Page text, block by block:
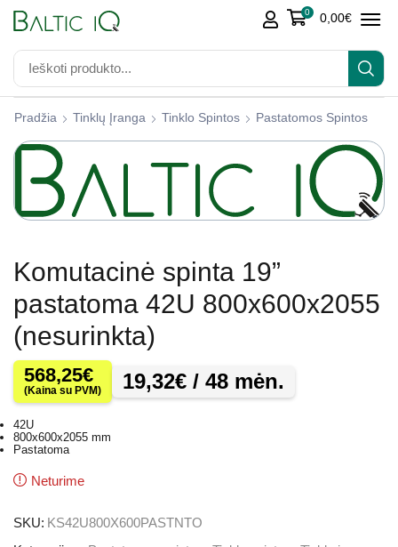
0 0,00€
Pradžia Tinklų Įranga Tinklo Spintos Pastatomos Spintos
Komutacinė spinta 19”
pastatoma 42U 800x600x2055
(nesurinkta)
568,25€
(Kaina su PVM) 19,32€ / 48 mėn.
42U
800x600x2055 mm
Pastatoma
Neturime
SKU: KS42U800X600PASTNTO